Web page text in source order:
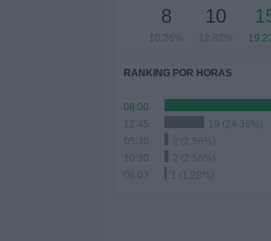
8
10.26%
10
12.82%
RANKING POR HORAS
08:00
12:45
19 (24.36%)
05:30
2 (2.56%)
10:30
2 (2.56%)
08:03
1 (1.28%)